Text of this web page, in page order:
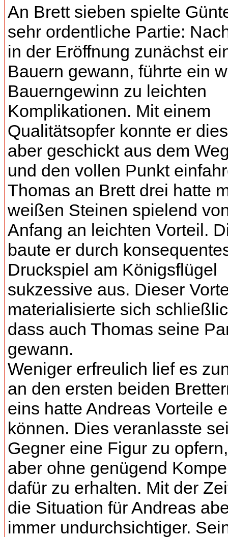
An Brett sieben spielte
sehr ordentliche Partie:
in der Eröffnung zunächst
Bauern gewann, führte ein
Bauerngewinn zu leichten
Komplikationen. Mit einem
Qualitätsopfer konnte er
aber geschickt aus dem
und den vollen Punkt
Thomas an Brett drei hatte
weißen Steinen spielend
Anfang an leichten Vorteil.
baute er durch
Druckspiel am Königsflügel
sukzessive aus. Dieser
materialisierte sich
dass auch Thomas seine
gewann.
Weniger erfreulich lief es
an den ersten beiden
eins hatte Andreas Vorteile
können. Dies veranlasste
Gegner eine Figur zu
aber ohne genügend
dafür zu erhalten. Mit der
die Situation für Andreas
immer undurchsichtiger.